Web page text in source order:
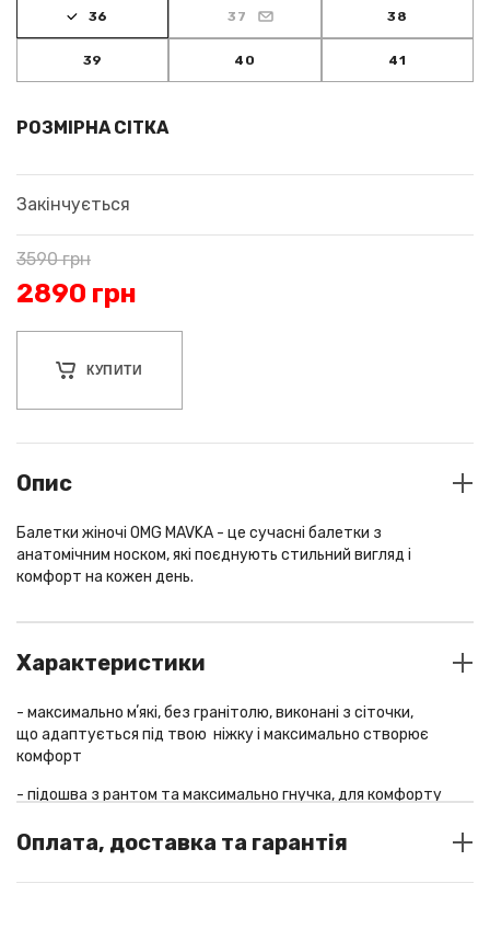
36 37 38
39 40 41
РОЗМІРНА СІТКА
Закінчується
3590грн
2890 грн
КУПИТИ
Опис
Балетки жіночі OMG MAVKA - це сучасні балетки з
анатомічним носком, які поєднують стильний вигляд і
комфорт на кожен день.
Характеристики
- максимально мʼякі, без гранітолю, виконані з сіточки,
що адаптується під твою ніжку і максимально створює
комфорт
- підошва з рантом та максимально гнучка, для комфорту
Оплата, доставка та гарантія